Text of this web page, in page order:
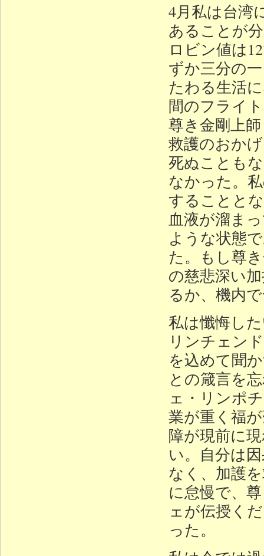
4月私は台湾
あることが
ロビン値は
ずか三分の
たわる生活
間のフライ
尊き金剛上
救護のおか
死ぬことも
なかった。
することと
血液が溜ま
ような状態
た。もし尊
の慈悲深い
るか、機内
私は懺悔し
リンチェン
を込めて聞
との箴言を
ェ・リンポ
業が重く福
障が現前に
い。自分は
なく、加護
に怠慢で、
ェが伝授く
った。